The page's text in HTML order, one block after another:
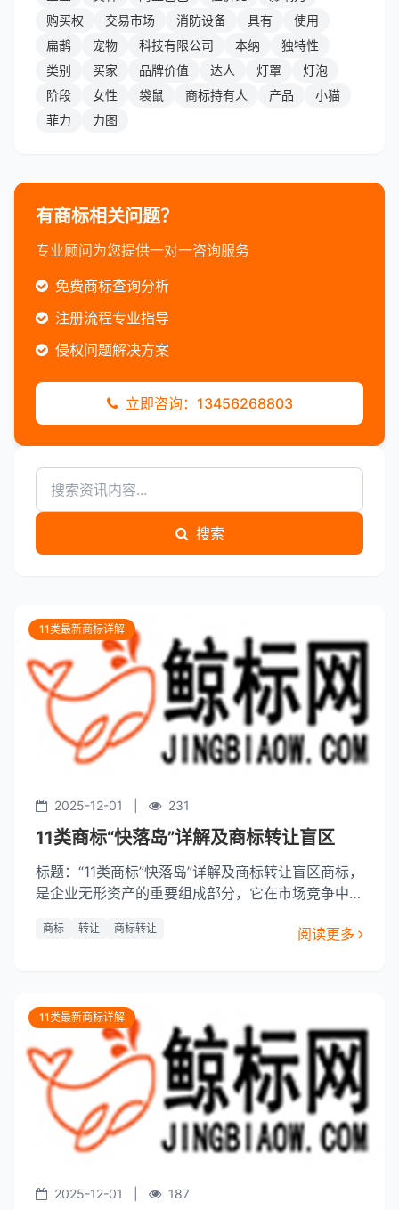
搜索
11类最新商标详解
2025-12-01 231
11类商标“快落岛”详解及商标转让盲区
标题：“11类商标”快落岛”详解及商标转让盲区商标，
是企业无形资产的重要组成部分，它在市场竞争中发
的商业利益，对商标进行深入的了解，对于企业来说
商标 转让 商标转让 阅读更多
11类最新商标详解
2025-12-01 187
购买权
交易市场 消防设备 具有
使用
扁鹊
宠物 科技有限公司 本纳
独特性
类别
买家 品牌价值 达人 灯罩
灯泡
阶段
女性 袋鼠 商标持有人 产品
小猫
菲力
力图
有商标相关问题？
专业顾问为您提供一对一咨询服务
免费商标查询分析
注册流程专业指导
侵权问题解决方案
立即咨询：13456268803